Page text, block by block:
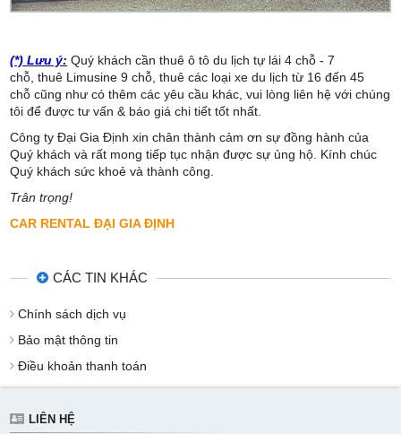
(*) Lưu ý: Quý khách cần thuê ô tô du lịch tự lái 4 chỗ - 7
chỗ, thuê Limusine 9 chỗ, thuê các loại xe du lịch từ 16 đến 45
chỗ cũng như có thêm các yêu cầu khác, vui lòng liên hệ với chúng
tôi để được tư vấn & báo giá chi tiết tốt nhất.
Công ty Đại Gia Định xin chân thành cảm ơn sự đồng hành của
Quý khách và rất mong tiếp tục nhận được sự ủng hộ. Kính chúc
Quý khách sức khoẻ và thành công.
Trân trọng!
CAR RENTAL ĐẠI GIA ĐỊNH
CÁC TIN KHÁC
Chính sách dịch vụ
Bảo mật thông tin
Điều khoản thanh toán
LIÊN HỆ